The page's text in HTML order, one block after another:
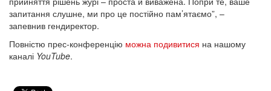
запитання слушне, ми про це постійно пам’ятаємо”, –
запевнив гендиректор.
Повністю прес-конференцію можна подивитися на нашому
каналі YouTube.